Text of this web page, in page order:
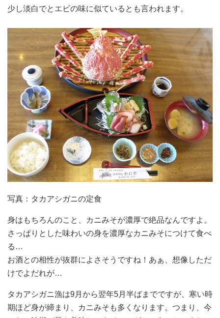
少し淡白でとエビの味に似ているとも言われます。
写真：タカアシガニの定食
身はもちろんのこと、カニみそが濃厚で絶品なんですよ。
さっぱりとした味わいの身を濃厚なカニみそにつけて食べ
る…
お酒との相性が抜群によさそうですね！あぁ、想像しただ
けでよだれが…
タカアシガニ漁は9月から翌年5月半ばまでですが、寒い時
期ほど身が締まり、カニみそも多くなります。つまり、今